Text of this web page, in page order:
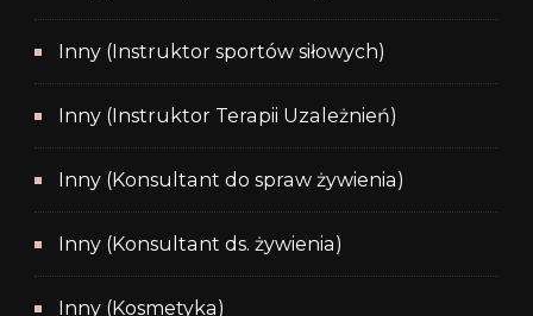
Inny (Instruktor sportów siłowych)
Inny (Instruktor Terapii Uzależnień)
Inny (Konsultant do spraw żywienia)
Inny (Konsultant ds. żywienia)
Inny (Kosmetyka)